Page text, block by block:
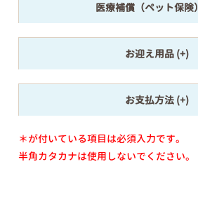
医療補償（ペット保険）
お迎え用品
お支払方法
＊が付いている項目は必須入力です。
半角カタカナは使用しないでください。